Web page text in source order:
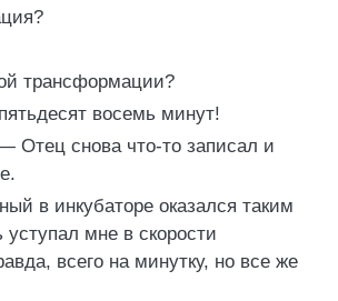
трансформации?
восемь минут!
Отец снова что-то записал и
в инкубаторе оказался таким
мне в скорости
всего на минутку, но все же